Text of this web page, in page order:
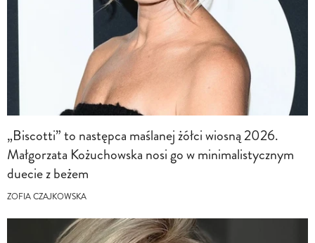
„Biscotti” to następca maślanej żółci wiosną 2026.
Małgorzata Kożuchowska nosi go w minimalistycznym
duecie z beżem
ZOFIA CZAJKOWSKA